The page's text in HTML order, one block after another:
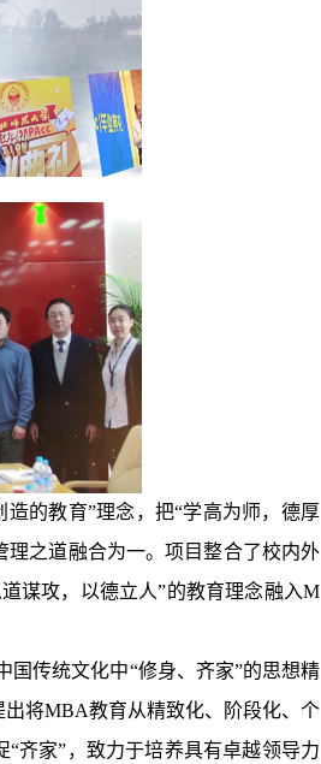
的教育”理念，把“学高为师，德厚
之道融合为一。项目整合了校内外
谋攻，以德立人”的教育理念融入M
传统文化中“修身、齐家”的思想精
将MBA教育从精致化、阶段化、个
齐家”，致力于培养具有卓越领导力